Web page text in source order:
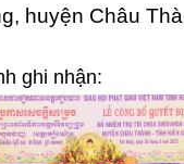
huyện Châu
ghi nhận: